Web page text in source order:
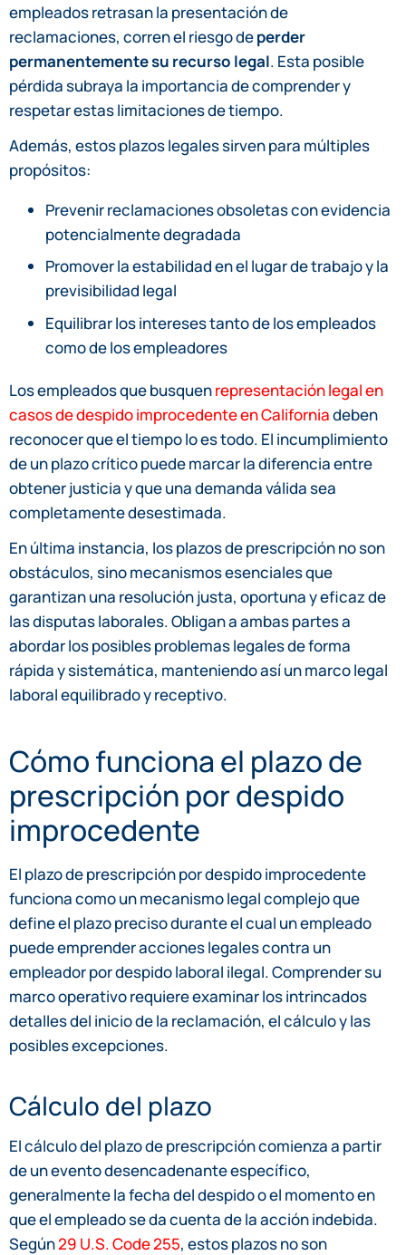
empleados retrasan la presentación de
reclamaciones, corren el riesgo deperder
permanentemente su recurso legal. Esta posible
pérdida subraya la importancia de comprender y
respetar estas limitaciones de tiempo.
Además, estos plazos legales sirven para múltiples
propósitos:
Prevenir reclamaciones obsoletas con evidencia
potencialmente degradada
Promover la estabilidad en el lugar de trabajo y la
previsibilidad legal
Equilibrar los intereses tanto de los empleados
como de los empleadores
Los empleados que busquenrepresentación legal en
casos de despido improcedente en Californiadeben
reconocer que el tiempo lo es todo. El incumplimiento
de un plazo crítico puede marcar la diferencia entre
obtener justicia y que una demanda válida sea
completamente desestimada.
En última instancia, los plazos de prescripción no son
obstáculos, sino mecanismos esenciales que
garantizan una resolución justa, oportuna y eficaz de
las disputas laborales. Obligan a ambas partes a
abordar los posibles problemas legales de forma
rápida y sistemática, manteniendo así un marco legal
laboral equilibrado y receptivo.
Cómo funciona el plazo de
prescripción por despido
improcedente
El plazo de prescripción por despido improcedente
funciona como un mecanismo legal complejo que
define el plazo preciso durante el cual un empleado
puede emprender acciones legales contra un
empleador por despido laboral ilegal. Comprender su
marco operativo requiere examinar los intrincados
detalles del inicio de la reclamación, el cálculo y las
posibles excepciones.
Cálculo del plazo
El cálculo del plazo de prescripción comienza a partir
de un evento desencadenante específico,
generalmente la fecha del despido o el momento en
que el empleado se da cuenta de la acción indebida.
Según29 U.S. Code 255, estos plazos no son